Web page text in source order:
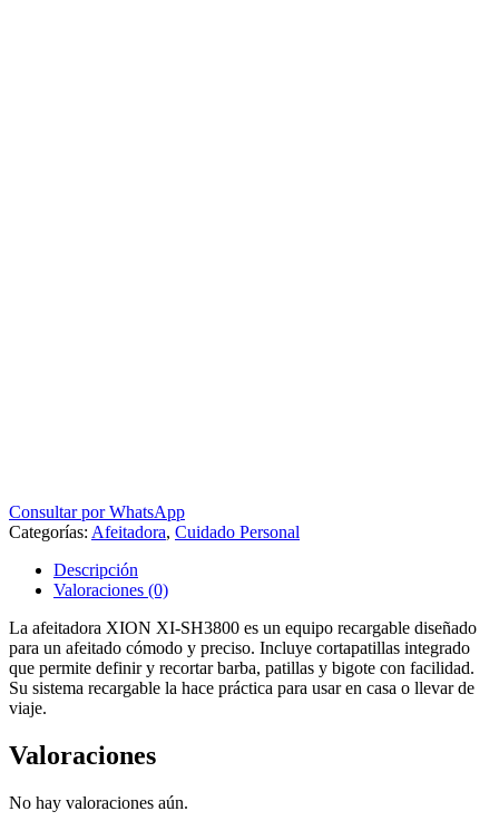
Consultar por WhatsApp
Categorías: Afeitadora, Cuidado Personal
Descripción
Valoraciones (0)
La afeitadora XION XI-SH3800 es un equipo recargable diseñado
para un afeitado cómodo y preciso. Incluye cortapatillas integrado
que permite definir y recortar barba, patillas y bigote con facilidad.
Su sistema recargable la hace práctica para usar en casa o llevar de
viaje.
Valoraciones
No hay valoraciones aún.